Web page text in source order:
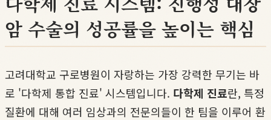
암 수술의 성공률을 높이는 핵심
고려대학교 구로병원이 자랑하는 가장 강력한 무기는 바
로 '다학제 통합 진료' 시스템입니다. 다학제 진료란, 특정
질환에 대해 여러 임상과의 전문의들이 한 팀을 이루어 환